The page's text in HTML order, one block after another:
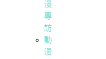
漫
專
訪
動
漫